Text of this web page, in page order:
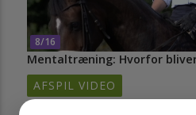
8/16
Mentaltræning: Hvorfor
AFSPIL VIDEO